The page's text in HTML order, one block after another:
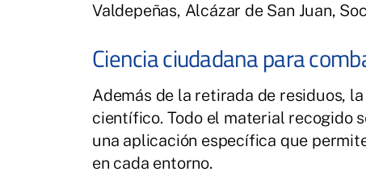
Valdepeñas, Alcázar de San Juan,
Ciencia ciudadana para
Además de la retirada de residuos,
científico. Todo el material recogido
una aplicación específica que
en cada entorno.